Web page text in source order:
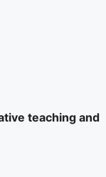
teaching and